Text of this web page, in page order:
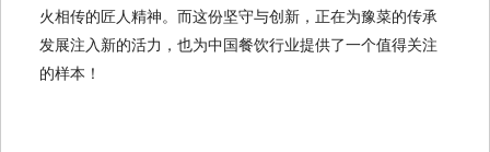
火相传的匠人精神。而这份坚守与创新，正在为豫菜的传承
发展注入新的活力，也为中国餐饮行业提供了一个值得关注
的样本！